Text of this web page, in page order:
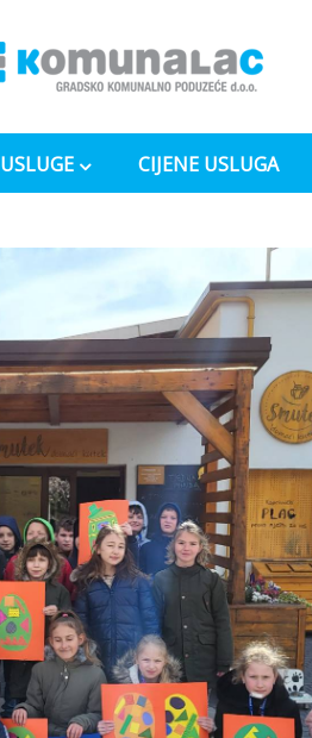
USLUGE CIJENE USLUGA